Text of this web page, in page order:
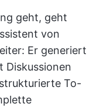
geht, geht
von
Er generiert
Diskussionen
To-